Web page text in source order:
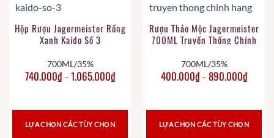
Hộp Rượu Jagermeister Rồng
Xanh Kaido Số 3
700ML/35%
740.000₫ – 1.065.000₫
LỰA CHỌN CÁC TÙY CHỌN
Rượu Thảo Mộc Jagermeister
700ML Truyền Thống Chính
700ML/35%
400.000₫ – 890.000₫
LỰA CHỌN CÁC TÙY CHỌN